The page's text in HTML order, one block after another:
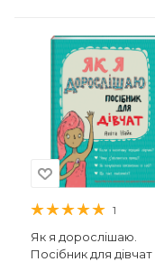
1
Як я дорослішаю.
Посібник для дівчат